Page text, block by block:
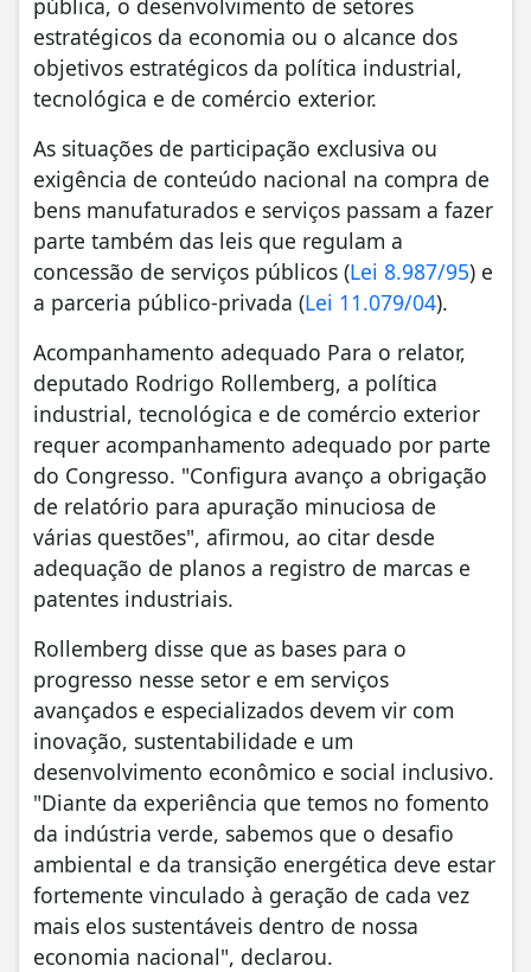
estratégicos da economia ou o alcance dos
objetivos estratégicos da política industrial,
tecnológica e de comércio exterior.
As situações de participação exclusiva ou
exigência de conteúdo nacional na compra de
bens manufaturados e serviços passam a fazer
parte também das leis que regulam a
concessão de serviços públicos (Lei 8.987/95) e
a parceria público-privada (Lei 11.079/04).
Acompanhamento adequado Para o relator,
deputado Rodrigo Rollemberg, a política
industrial, tecnológica e de comércio exterior
requer acompanhamento adequado por parte
do Congresso. "Configura avanço a obrigação
de relatório para apuração minuciosa de
várias questões", afirmou, ao citar desde
adequação de planos a registro de marcas e
patentes industriais.
Rollemberg disse que as bases para o
progresso nesse setor e em serviços
avançados e especializados devem vir com
inovação, sustentabilidade e um
desenvolvimento econômico e social inclusivo.
"Diante da experiência que temos no fomento
da indústria verde, sabemos que o desafio
ambiental e da transição energética deve estar
fortemente vinculado à geração de cada vez
mais elos sustentáveis dentro de nossa
economia nacional", declarou.